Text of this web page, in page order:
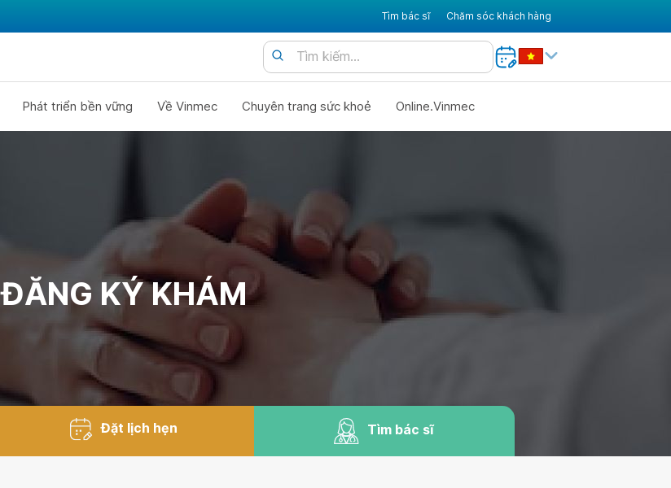
Tìm bác sĩ Chăm sóc khách hàng
Phát triển bền vững Về Vinmec Chuyên trang sức khoẻ Online.Vinmec
ĐĂNG KÝ KHÁM
Đặt lịch hẹn Tìm bác sĩ